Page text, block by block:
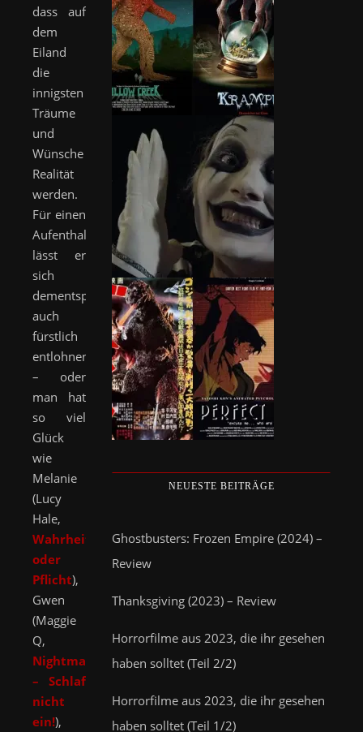
dass auf
dem
Eiland
die
innigsten
Träume
und
Wünsche
Realität
werden.
Für einen
Aufenthalt
lässt er
sich
dementsprechend
auch
fürstlich
entlohnen
– oder
man hat
so viel
Glück
wie
Melanie
(Lucy
Hale,
Wahrheit
oder
Pflicht),
Gwen
(Maggie
Q,
Nightmare
– Schlaf
nicht
ein!),
NEUESTE BEITRÄGE
Ghostbusters: Frozen Empire (2024) –
Review
Thanksgiving (2023) – Review
Horrorfilme aus 2023, die ihr gesehen
haben solltet (Teil 2/2)
Horrorfilme aus 2023, die ihr gesehen
haben solltet (Teil 1/2)